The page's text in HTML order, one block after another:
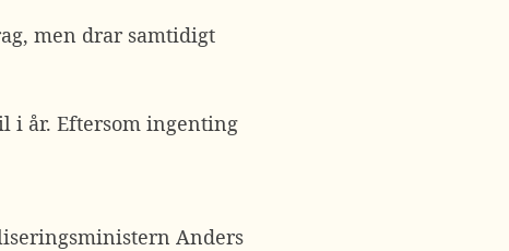
men drar samtidigt
i år. Eftersom ingenting
Anders